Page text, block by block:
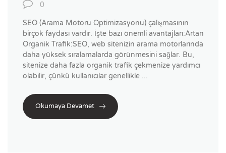
0
SEO (Arama Motoru Optimizasyonu) çalışmasının
birçok faydası vardır. İşte bazı önemli avantajları:Artan
Organik Trafik:SEO, web sitenizin arama motorlarında
daha yüksek sıralamalarda görünmesini sağlar. Bu,
sitenize daha fazla organik trafik çekmenize yardımcı
olabilir, çünkü kullanıcılar genellikle ...
Okumaya Devamet